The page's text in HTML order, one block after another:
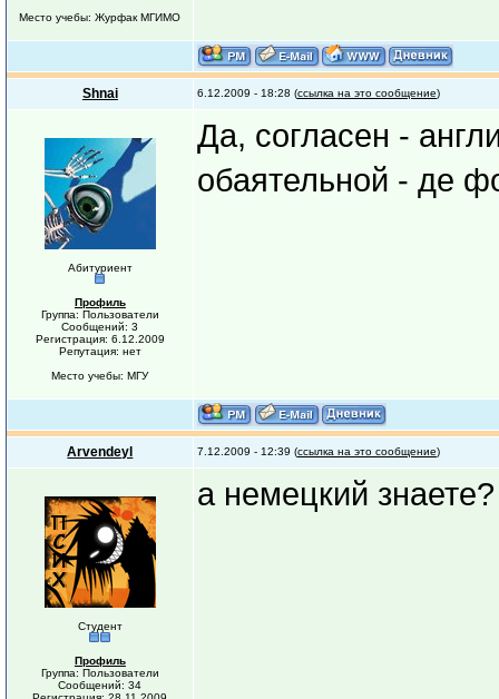
Место учебы: Журфак МГИМО
Shnai 6.12.2009 - 18:28 (ссылка на это сообщение)
Абитуриент
Профиль
Группа: Пользователи
Сообщений: 3
Регистрация: 6.12.2009
Репутация: нет
Место учебы: МГУ
Да, согласен -
обаятельной - де
Arvendeyl 7.12.2009 - 12:39 (ссылка на это сообщение)
Студент
Профиль
Группа: Пользователи
Сообщений: 34
а немецкий знаете?